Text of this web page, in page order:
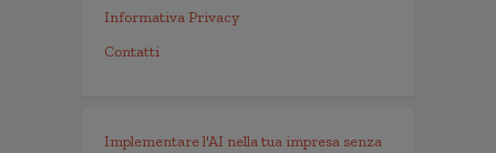
Informativa Privacy
Contatti
Implementare l'AI nella tua impresa senza